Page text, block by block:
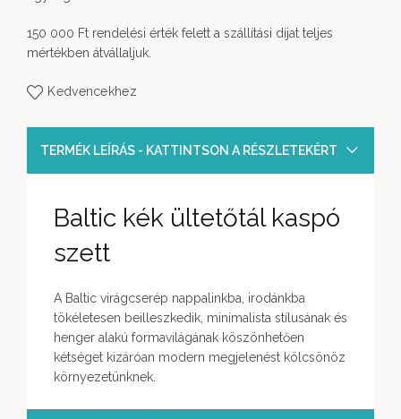
150 000 Ft rendelési érték felett a szállítási díjat teljes
mértékben átvállaljuk.
Kedvencekhez
TERMÉK LEÍRÁS - KATTINTSON A RÉSZLETEKÉRT
Baltic kék ültetőtál kaspó
szett
A Baltic virágcserép nappalinkba, irodánkba
tökéletesen beilleszkedik, minimalista stílusának és
henger alakú formavilágának köszönhetően
kétséget kizáróan modern megjelenést kölcsönöz
környezetünknek.